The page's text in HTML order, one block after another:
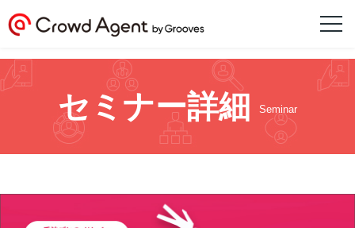
セミナー詳細 Seminar